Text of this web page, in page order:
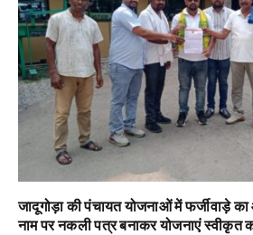
जादूगोड़ा की पंचायत योजनाओं में फर्जीवाड़े
नाम पर नकली पत्र बनाकर योजनाएं स्वीकृत